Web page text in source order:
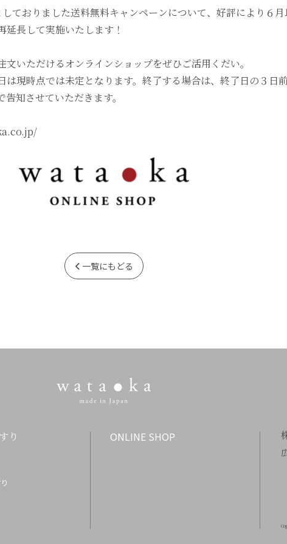
FAQ
日本語 English
ておりました送料無料キャンペーンについて、好評により６月
延長して実施いたします！
文いただけるオンラインショップをぜひご活用くだい。
現時点では未定となります。終了する場合は、終了日の３日
知させていただきます。
一覧にもどる
り ONLINE SHOP